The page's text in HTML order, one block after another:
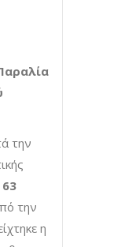
την
63
την
η